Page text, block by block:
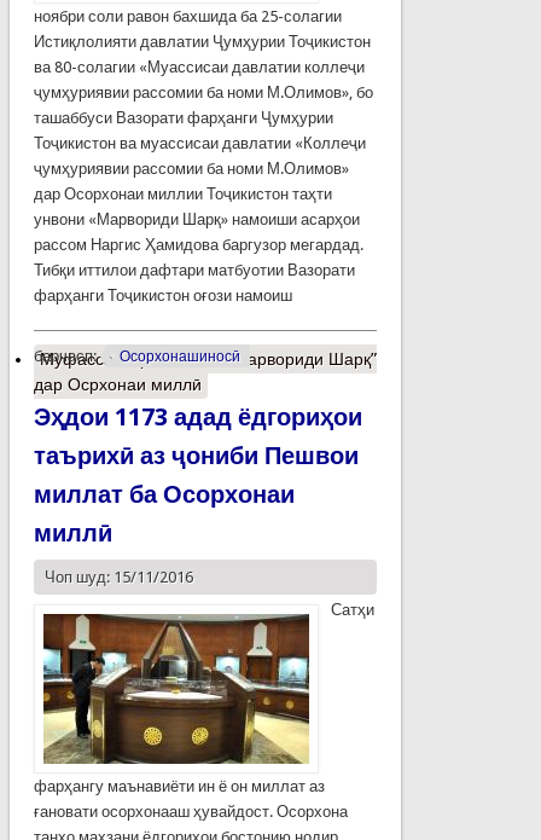
ноябри соли равон бахшида ба 25-солагии
Истиқлолияти давлатии Ҷумҳурии Тоҷикистон
ва 80-солагии «Муассисаи давлатии коллеҷи
ҷумҳуриявии рассомии ба номи М.Олимов», бо
ташаббуси Вазорати фарҳанги Ҷумҳурии
Тоҷикистон ва муассисаи давлатии «Коллеҷи
ҷумҳуриявии рассомии ба номи М.Олимов»
дар Осорхонаи миллии Тоҷикистон таҳти
унвони «Марвориди Шарқ» намоиши асарҳои
рассом Наргис Ҳамидова баргузор мегардад.
Тибқи иттилои дафтари матбуотии Вазорати
фарҳанги Тоҷикистон оғози намоиш
барчасп: Осорхонашиносӣ
Муфассалтаро Анонс: “Марвориди Шарқ”
дар Осрхонаи миллӣ
Эҳдои 1173 адад ёдгориҳои
таърихӣ аз ҷониби Пешвои
миллат ба Осорхонаи
миллӣ
Чоп шуд: 15/11/2016
Сатҳи
фарҳангу маънавиёти ин ё он миллат аз
ғановати осорхонааш ҳувайдост. Осорхона